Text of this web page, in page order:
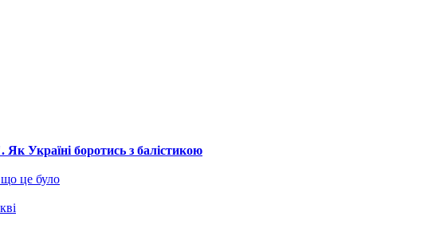
Україні боротись з балістикою
це було